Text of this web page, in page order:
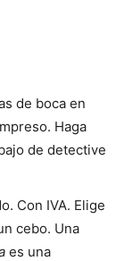
de boca en
Haga
de detective
Con IVA. Elige
cebo. Una
es una